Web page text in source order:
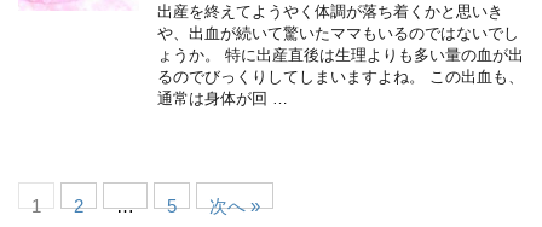
出産を終えてようやく体調が落ち着くかと思いき
や、出血が続いて驚いたママもいるのではないでし
ょうか。 特に出産直後は生理よりも多い量の血が出
るのでびっくりしてしまいますよね。 この出血も、
通常は身体が回 …
1 2 … 5 次へ »